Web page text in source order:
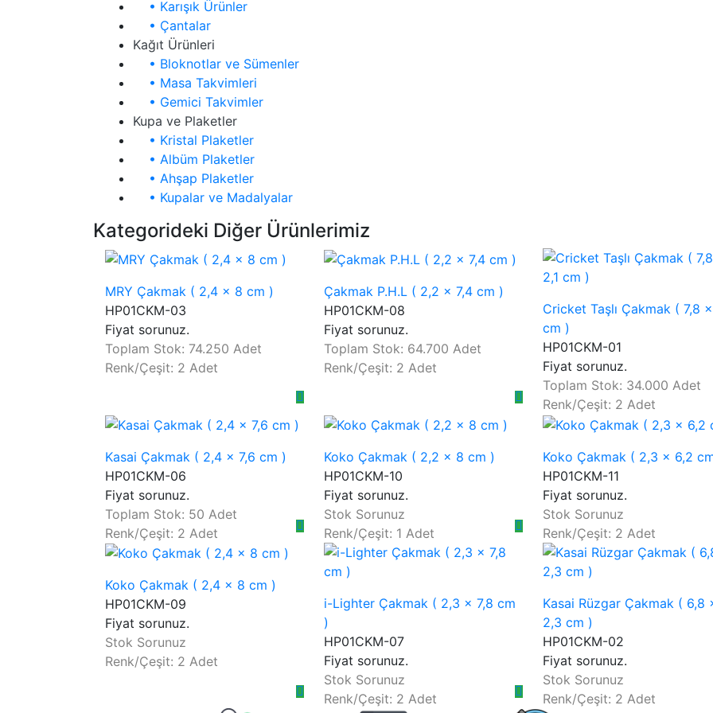
• Karışık Ürünler
• Çantalar
Kağıt Ürünleri
• Bloknotlar ve Sümenler
• Masa Takvimleri
• Gemici Takvimler
Kupa ve Plaketler
• Kristal Plaketler
• Albüm Plaketler
• Ahşap Plaketler
• Kupalar ve Madalyalar
Kategorideki Diğer Ürünlerimiz
MRY Çakmak ( 2,4 x 8 cm )
HP01CKM-03
Fiyat sorunuz.
Toplam Stok: 74.250 Adet
Renk/Çeşit: 2 Adet
Çakmak P.H.L ( 2,2 x 7,4 cm )
HP01CKM-08
Fiyat sorunuz.
Toplam Stok: 64.700 Adet
Renk/Çeşit: 2 Adet
Cricket Taşlı Çakmak ( 7,8
cm )
HP01CKM-01
Fiyat sorunuz.
Toplam Stok: 34.000 Adet
Renk/Çeşit: 2 Adet
Kasai Çakmak ( 2,4 x 7,6 cm )
HP01CKM-06
Fiyat sorunuz.
Toplam Stok: 50 Adet
Renk/Çeşit: 2 Adet
Koko Çakmak ( 2,2 x 8 cm )
HP01CKM-10
Fiyat sorunuz.
Stok Sorunuz
Renk/Çeşit: 1 Adet
Koko Çakmak ( 2,3 x 6,2
HP01CKM-11
Fiyat sorunuz.
Stok Sorunuz
Renk/Çeşit: 2 Adet
Koko Çakmak ( 2,4 x 8 cm )
HP01CKM-09
Fiyat sorunuz.
Stok Sorunuz
Renk/Çeşit: 2 Adet
i-Lighter Çakmak ( 2,3 x 7,8 cm
)
HP01CKM-07
Fiyat sorunuz.
Stok Sorunuz
Renk/Çeşit: 2 Adet
Kasai Rüzgar Çakmak ( 6,8
2,3 cm )
HP01CKM-02
Fiyat sorunuz.
Stok Sorunuz
Renk/Çeşit: 2 Adet